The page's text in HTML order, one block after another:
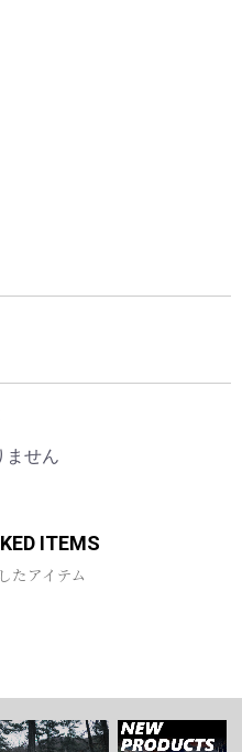
ません
ITEMS
たアイテム